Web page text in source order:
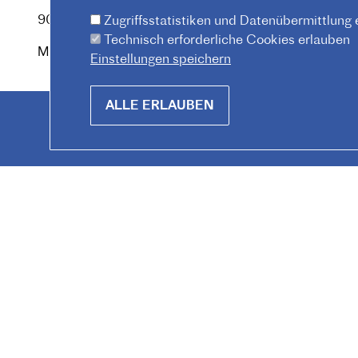
90
Mitarbeiter*innen finden
Zugriffsstatistiken und Datenübermittlung
Technisch erforderliche Cookies erlauben
Einstellungen speichern
ALLE ERLAUBEN